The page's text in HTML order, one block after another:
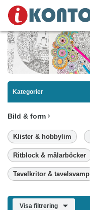
Kategorier
Bild & form
Klister & hobbylim
Ritblock & målarböcker
Tavelkritor & tavelsvamp
Visa filtrering